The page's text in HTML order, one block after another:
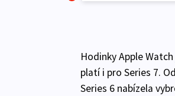
Hodinky Apple
platí i pro Series 7.
Series 6 nabízela